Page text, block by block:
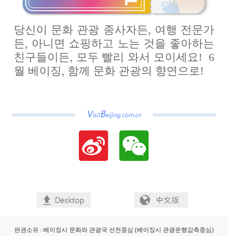
당신이 문화 관광 종사자든, 여행 전문가
든, 아니면 쇼핑하고 노는 것을 좋아하는
친구들이든, 모두 빨리 와서 모이세요! 6
월 베이징, 함께 문화 관광의 향연으로!
판권소유 : 베이징시 문화와 관광국 선전중심 (베이징시 관광운행감측중심)